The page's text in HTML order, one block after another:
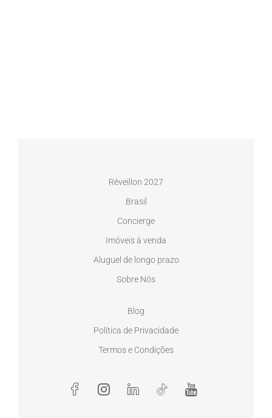
Réveillon 2027
Brasil
Concierge
Imóveis à venda
Aluguel de longo prazo
Sobre Nós
Blog
Política de Privacidade
Termos e Condições